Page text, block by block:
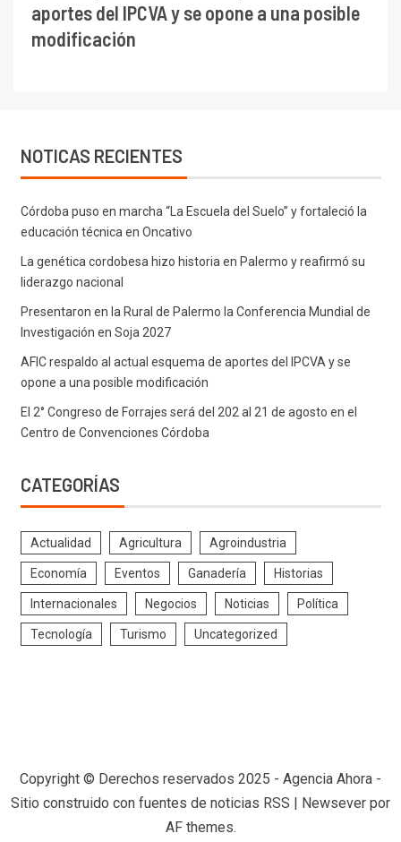
aportes del IPCVA y se opone a una posible
modificación
NOTICAS RECIENTES
Córdoba puso en marcha “La Escuela del Suelo” y fortaleció la
educación técnica en Oncativo
La genética cordobesa hizo historia en Palermo y reafirmó su
liderazgo nacional
Presentaron en la Rural de Palermo la Conferencia Mundial de
Investigación en Soja 2027
AFIC respaldo al actual esquema de aportes del IPCVA y se
opone a una posible modificación
El 2° Congreso de Forrajes será del 202 al 21 de agosto en el
Centro de Convenciones Córdoba
CATEGORÍAS
Actualidad Agricultura Agroindustria
Economía Eventos Ganadería Historias
Internacionales Negocios Noticias Política
Tecnología Turismo Uncategorized
Copyright © Derechos reservados 2025 - Agencia Ahora -
Sitio construido con fuentes de noticias RSS
Newsever por
AF themes.